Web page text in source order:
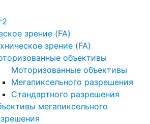
зрение (FA)
зрение (FA)
объективы
Моторизованные объективы
Мегапиксельного разрешения
Стандартного разрешения
мегапиксельного